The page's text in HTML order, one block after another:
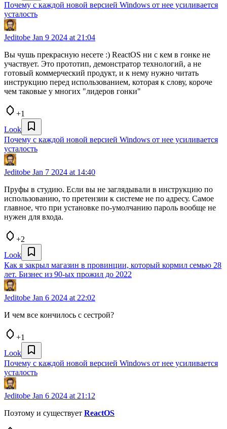
Почему с каждой новой версией Windows от нее усиливается
усталость
Jeditobe Jan 9 2024 at 21:04
Вы чушь прекрасную несете :) ReactOS ни с кем в гонке не
участвует. Это прототип, демонстратор технологий, а не
готовый коммерческий продукт, и к нему нужно читать
инструкцию перед использованием, которая к слову, короче
чем таковые у многих "лидеров гонки"
+1
Look
Почему с каждой новой версией Windows от нее усиливается
усталость
Jeditobe Jan 7 2024 at 14:40
Пруфы в студию. Если вы не заглядывали в инструкцию по
использованию, то претензии к системе не по адресу. Самое
главное, что при установке по-умолчанию пароль вообще не
нужен для входа.
+2
Look
Как я закрыл магазин в провинции, который кормил семью 28
лет. Бизнес из 90-ых прожил до 2022
Jeditobe Jan 6 2024 at 22:02
И чем все кончилось с сестрой?
+1
Look
Почему с каждой новой версией Windows от нее усиливается
усталость
Jeditobe Jan 6 2024 at 21:12
Поэтому и существует ReactOS